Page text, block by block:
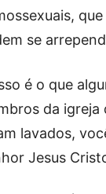
se
é o que
da igreja
lavados,
Jesus